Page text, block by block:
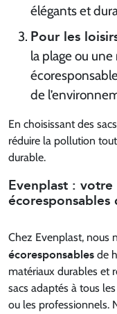
élégants et
Pour les
la plage ou
de
En choisissant des
réduire la pollution
durable.
Evenplast :
Chez Evenplast, nous
écoresponsables de
matériaux durables et
sacs adaptés à tous
ou les professionnels.